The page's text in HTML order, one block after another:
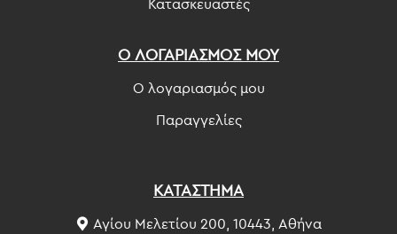
Κατασκευαστές
Ο ΛΟΓΑΡΙΑΣΜΟΣ ΜΟΥ
Ο λογαριασμός μου
Παραγγελίες
ΚΑΤΑΣΤΗΜΑ
Αγίου Μελετίου 200, 10443, Αθήνα